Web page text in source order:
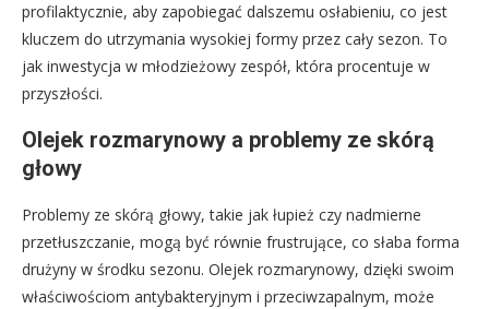
profilaktycznie, aby zapobiegać dalszemu osłabieniu, co jest
kluczem do utrzymania wysokiej formy przez cały sezon. To
jak inwestycja w młodzieżowy zespół, która procentuje w
przyszłości.
Olejek rozmarynowy a problemy ze skórą
głowy
Problemy ze skórą głowy, takie jak łupież czy nadmierne
przetłuszczanie, mogą być równie frustrujące, co słaba forma
drużyny w środku sezonu. Olejek rozmarynowy, dzięki swoim
właściwościom antybakteryjnym i przeciwzapalnym, może